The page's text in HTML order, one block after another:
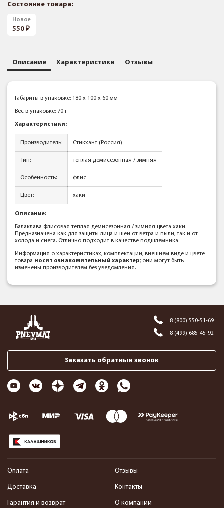
Состояние товара:
Новое
550
Описание Характеристики Отзывы
Габариты в упаковке: 180 x 100 x 60 мм
Вес в упаковке: 70 г
Характеристики:
Производитель: Стикхант (Россия)
Тип: теплая демисезонная / зимняя
Особенность: флис
Цвет: хаки
Описание:
Балаклава флисовая теплая демисезонная / зимняя цвета хаки.
Предназначена как для защиты лица и шеи от ветра и пыли, так и от
холода и снега. Отлично подходит в качестве подшлемника.
Информация о характеристиках, комплектации, внешнем виде и цвете
товара носит ознакомительный характер; они могут быть
изменены производителем без уведомления.
8 (800) 550-51-69
8 (499) 685-45-92
Заказать обратный звонок
Оплата
Доставка
Гарантия и возврат
Отзывы
Контакты
О компании